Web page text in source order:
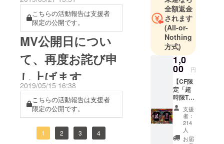
せいたしました...！上記の
MVですが、今回のプロジェ
クトの発起人アイガーゴイ
ルが、脚本&amp;総指揮を
行い、全て絵コンテに書い
た本人のアイディアをクリ
エイターの方に妥協なくほ
ぼ忠実に再現している内容
術的に難しい箇所などが多
こちらの活動報告は支援者
限定の公開です。
MV公開日につい
て、再度お詫び申
し上げます
2019/05/15 16:38
こちらの活動報告は支援者
限定の公開です。
1 2 3 4
全額返金
されます
(All-or-
Nothing
方式)
1,0
00 円
【CF限
定「超
時限T
シャ
ツ」】
CF終了
2日前に
して突
支援
者：
214
人
お届